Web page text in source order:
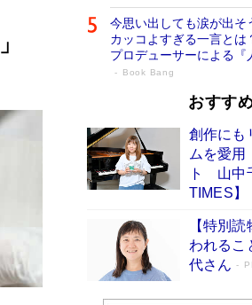
今思い出しても涙が出
カッコよすぎる一言と
プロデューサーによる
Book Bang
「宇宙兄弟」最終46
物語に幕 特装版には
ンガ」も収録
Book
美輪明宏 晩年の回答を
るための人生相談』がラ
メントベストセラー］
「『火垂るの墓』は、大
続けた“自責の念”とは…
い」監督が徹底的にこ
戦争の記憶
Book Bang
おすす
創作にも
ムを愛用
ト 山中
TIMES】
【特別
われる
代さん